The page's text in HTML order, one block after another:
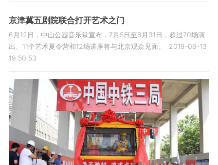
京津冀五剧院联合打开艺术之门
6月12日，中山公园音乐堂宣布，7月5日至8月31日，超过70场演
出、11个艺术夏令营和12场讲座将与北京观众见面。
2019-06-13
19:50:53